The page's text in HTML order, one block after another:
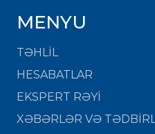
MENYU
TƏHLİL
HESABATLAR
EKSPERT RƏYİ
XƏBƏRLƏR VƏ